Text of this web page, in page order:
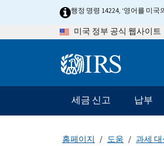
행정 명령 14224, ‘영어를 미
미국 정부 공식 웹사이트
메
인
네
세금 신고 납부
홈페이지 도움 과세